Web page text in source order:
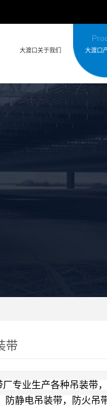
大渡口关于我们 大渡口
带
厂专业生产各种吊装带
防静电吊装带，防火吊